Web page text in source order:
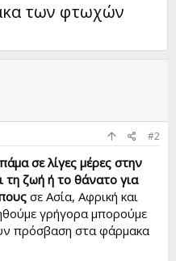
των φτωχών
#2
σε λίγες μέρες στην
τη ζωή ή το θάνατο για
σε Ασία, Αφρική και
γρήγορα μπορούμε
πρόσβαση στα φάρμακα